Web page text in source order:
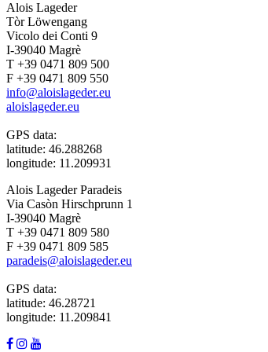
Alois Lageder
Tòr Löwengang
Vicolo dei Conti 9
I-39040 Magrè
T +39 0471 809 500
F +39 0471 809 550
info@aloislageder.eu
aloislageder.eu
GPS data:
latitude: 46.288268
longitude: 11.209931
Alois Lageder Paradeis
Via Casòn Hirschprunn 1
I-39040 Magrè
T +39 0471 809 580
F +39 0471 809 585
paradeis@aloislageder.eu
GPS data:
latitude: 46.28721
longitude: 11.209841